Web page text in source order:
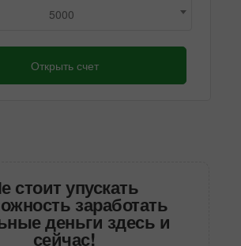
5000
Открыть счет
стоит упускать
заработать
деньги здесь и
сейчас!